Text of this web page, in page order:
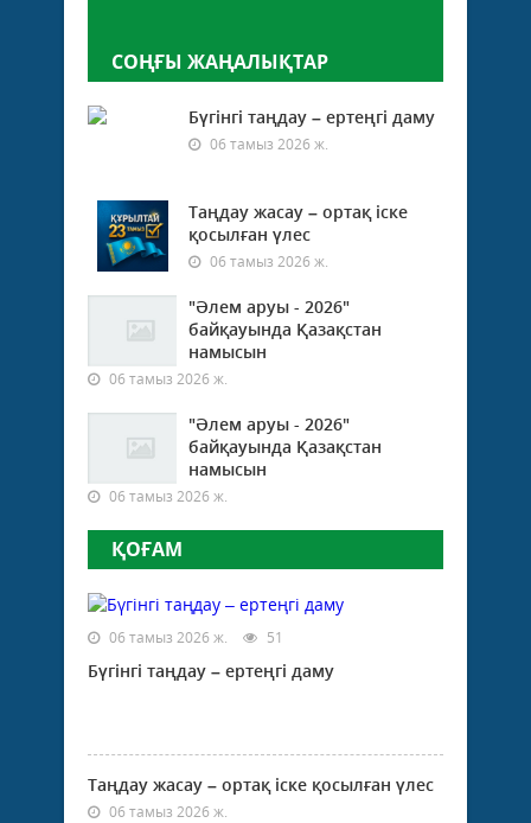
СОҢҒЫ ЖАҢАЛЫҚТАР
Бүгінгі таңдау – ертеңгі даму
06 тамыз 2026 ж.
Таңдау жасау – ортақ іске
қосылған үлес
06 тамыз 2026 ж.
"Әлем аруы - 2026"
байқауында Қазақстан
намысын
06 тамыз 2026 ж.
"Әлем аруы - 2026"
байқауында Қазақстан
намысын
06 тамыз 2026 ж.
ҚОҒАМ
06 тамыз 2026 ж. 51
Бүгінгі таңдау – ертеңгі даму
Таңдау жасау – ортақ іске қосылған үлес
06 тамыз 2026 ж.